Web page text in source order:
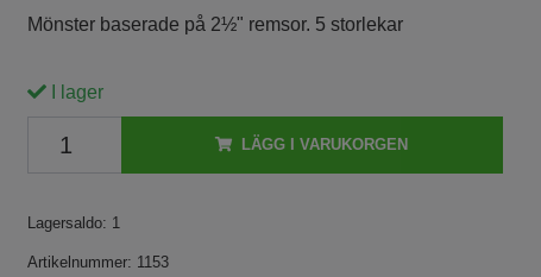
Mönster baserade på 2½" remsor. 5 storlekar
I lager
LÄGG I VARUKORGEN
Lagersaldo: 1
Artikelnummer: 1153